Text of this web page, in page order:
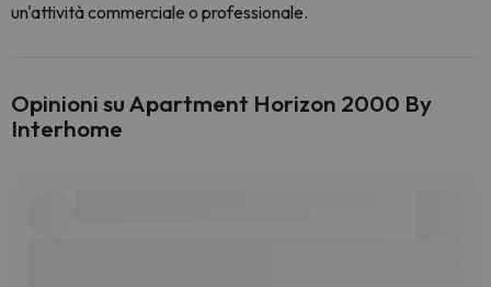
un'attività commerciale o professionale.
Opinioni su Apartment Horizon 2000 By
Interhome